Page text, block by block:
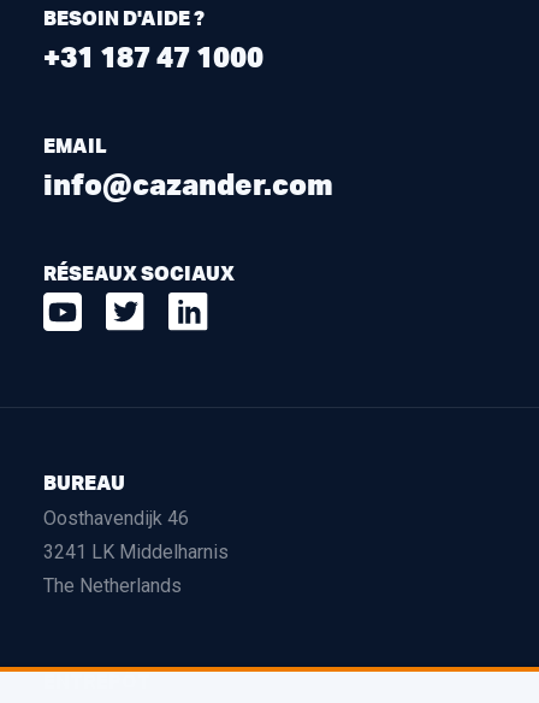
BESOIN D'AIDE ?
+31 187 47 1000
EMAIL
info@cazander.com
RÉSEAUX SOCIAUX
BUREAU
Oosthavendijk 46
3241 LK Middelharnis
The Netherlands